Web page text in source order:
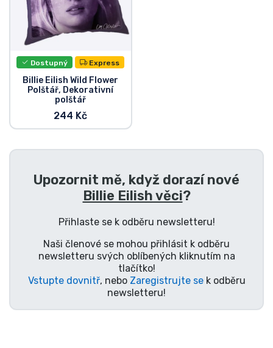
Dostupný Express
Billie Eilish Wild Flower
Polštář, Dekorativní
polštář
244 Kč
Upozornit mě, když dorazí nové
Billie Eilish věci?
Přihlaste se k odběru newsletteru!
Naši členové se mohou přihlásit k odběru
newsletteru svých oblíbených kliknutím na
tlačítko!
Vstupte dovnitř, nebo Zaregistrujte sek odběru
newsletteru!
Typy produktů
Značky